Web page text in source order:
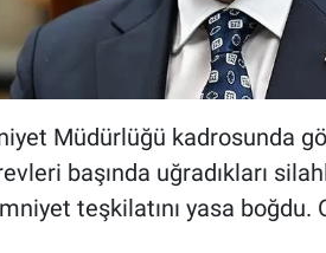
Müdürlüğü kadrosunda
başında uğradıkları
teşkilatını yasa